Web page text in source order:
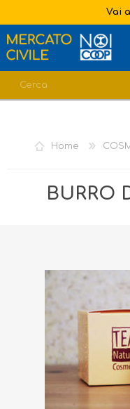
Vai
LISTA DEI DESIDERI
Home
BURRO